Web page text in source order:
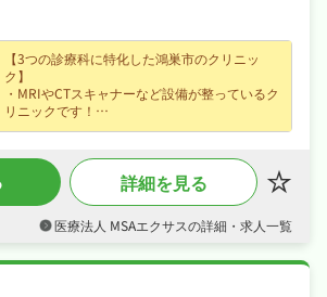
： 院内業務に加えて、必要に応じた訪問リハビ
の実施（※社用車での移動を含む）。
院患者様がスムーズに在宅復帰できるよう、
動作）の向上支援。
・管理業務
医師や看護師と連携し、患者様の状態に合わせ
ハビリ実施計画書の作成、電子カルテの入力、
る報告業務。
【3つの診療科に特化した鴻巣市のクリニッ
ク】
・MRIやCTスキャナーなど設備が整っているク
リニックです！
・週1回の勉強会など、仕事をしながら学習す
・クリニックでの就業経験は不問なので、お気
軽にお問い合わせください！
詳細を見る
医療法人 MSAエクサスの詳細・求人一覧